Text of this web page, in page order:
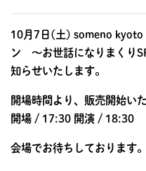
10月7日(土) someno
ン 〜お世話になりまくり
知らせいたします。
開場時間より、販売開始い
開場 / 17:30 開演 / 18:30
会場でお待ちしております。